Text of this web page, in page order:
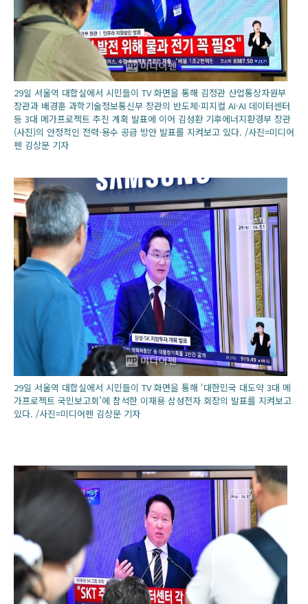
29일 서울역 대합실에서 시민들이 TV 화면을 통해 김정관 산업통상자원부
장관과 배경훈 과학기술정보통신부 장관의 반도체·피지컬 AI·AI 데이터센터
등 3대 메가프로젝트 추진 계획 발표에 이어 김성환 기후에너지환경부 장관
(사진)의 안정적인 전력·용수 공급 방안 발표를 지켜보고 있다. /사진=미디어
펜 김상문 기자
29일 서울역 대합실에서 시민들이 TV 화면을 통해 ‘대한민국 대도약 3대 메
가프로젝트 국민보고회’에 참석한 이재용 삼성전자 회장의 발표를 지켜보고
있다. /사진=미디어펜 김상문 기자